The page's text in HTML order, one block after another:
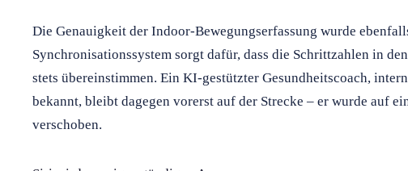
Die Genauigkeit der Indoor-Bewegungserfassung wurde
Synchronisationssystem sorgt dafür, dass die Schrittzahlen in
stets übereinstimmen. Ein KI-gestützter Gesundheitscoach,
bekannt, bleibt dagegen vorerst auf der Strecke – er wurde auf
verschoben.